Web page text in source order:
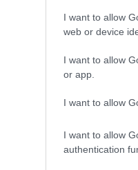
I want to allow
web or device
I want to allow
or app.
I want to allow
I want to allow
authentication